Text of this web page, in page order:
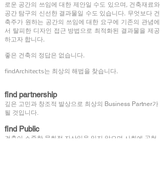
로운 공간의 쓰임에 대한 제안일 수도 있으며, 건축재료와
공간 탐구의 신선한 결과물일 수도 있습니다. 무엇보다 건
축주가 원하는 공간의 쓰임에 대한 요구에 기존의 관념에
서 탈피한 디자인 접근 방법으로 최적화된 결과물을 제공
하고자 합니다.
좋은 건축의 정답은 없습니다.
findArchitects는 최상의 해법을 찾습니다.
find partnership
깊은 고민과 창조적 발상으로 최상의 Business Partner가
될 것입니다.
find Public
건축이 소중한 문화적 자산임을 잊지 않으며 사회에 공헌